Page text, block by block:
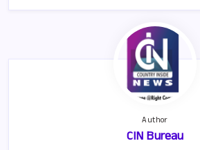
A
p
p
Author
CIN Bureau